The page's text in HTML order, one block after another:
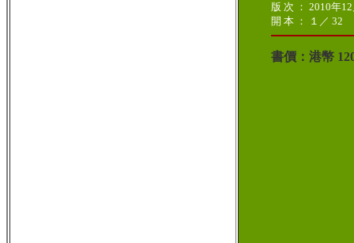
版 次 ： 2010年
開 本 ： １／ 32
書價：港幣